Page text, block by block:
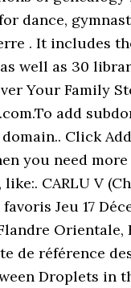
dance,
. It includes
well as 30
Your Family
add
Click
you need
CARLU V
Jeu 17
de référence
Droplets in